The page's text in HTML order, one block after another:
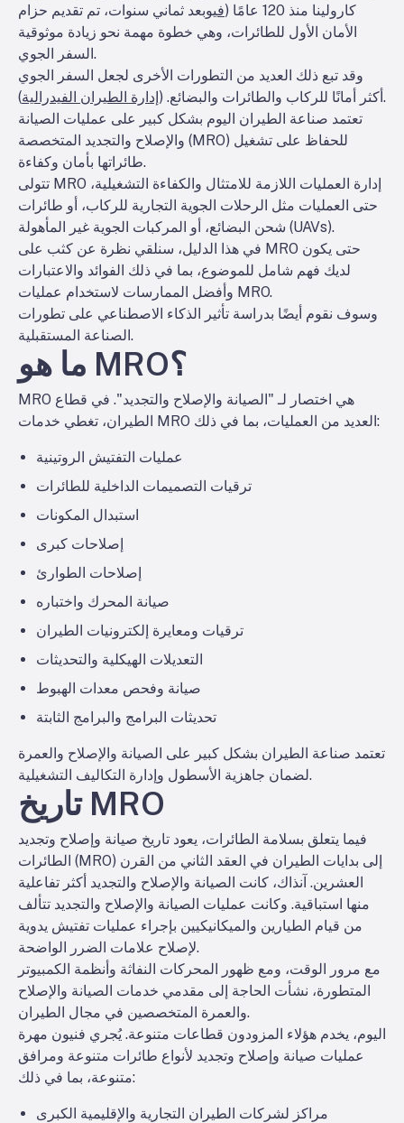
كارولينا منذ 120 عامًا (
فيوبعد ثماني سنوات، تم تقديم حزام
الأمان الأول للطائرات، وهي خطوة مهمة نحو زيادة موثوقية
السفر الجوي.
وقد تبع ذلك العديد من التطورات الأخرى لجعل السفر الجوي
أكثر أمانًا للركاب والطائرات والبضائع. (إدارة الطيران الفيدرالية
).
تعتمد صناعة الطيران اليوم بشكل كبير على عمليات الصيانة
والإصلاح والتجديد المتخصصة (MRO) للحفاظ على تشغيل
طائراتها بأمان وكفاءة.
تتولى MRO إدارة العمليات اللازمة للامتثال والكفاءة التشغيلية،
حتى العمليات مثل الرحلات الجوية التجارية للركاب، أو طائرات
شحن البضائع، أو المركبات الجوية غير المأهولة (UAVs).
في هذا الدليل، سنلقي نظرة عن كثب على MRO حتى يكون
لديك فهم شامل للموضوع، بما في ذلك الفوائد والاعتبارات
وأفضل الممارسات لاستخدام عمليات MRO.
وسوف نقوم أيضًا بدراسة تأثير الذكاء الاصطناعي على تطورات
الصناعة المستقبلية.
ما هو MRO؟
MRO هي اختصار لـ "الصيانة والإصلاح والتجديد". في قطاع
الطيران، تغطي خدمات MRO العديد من العمليات، بما في ذلك:
عمليات التفتيش الروتينية
ترقيات التصميمات الداخلية للطائرات
استبدال المكونات
إصلاحات كبرى
إصلاحات الطوارئ
صيانة المحرك واختباره
ترقيات ومعايرة إلكترونيات الطيران
التعديلات الهيكلية والتحديثات
صيانة وفحص معدات الهبوط
تحديثات البرامج والبرامج الثابتة
تعتمد صناعة الطيران بشكل كبير على الصيانة والإصلاح والعمرة
لضمان جاهزية الأسطول وإدارة التكاليف التشغيلية.
تاريخ MRO
فيما يتعلق بسلامة الطائرات، يعود تاريخ صيانة وإصلاح وتجديد
الطائرات (MRO) إلى بدايات الطيران في العقد الثاني من القرن
العشرين. آنذاك، كانت الصيانة والإصلاح والتجديد أكثر تفاعلية
منها استباقية. وكانت عمليات الصيانة والإصلاح والتجديد تتألف
من قيام الطيارين والميكانيكيين بإجراء عمليات تفتيش يدوية
لإصلاح علامات الضرر الواضحة.
مع مرور الوقت، ومع ظهور المحركات النفاثة وأنظمة الكمبيوتر
المتطورة، نشأت الحاجة إلى مقدمي خدمات الصيانة والإصلاح
والعمرة المتخصصين في مجال الطيران.
اليوم، يخدم هؤلاء المزودون قطاعات متنوعة. يُجري فنيون مهرة
عمليات صيانة وإصلاح وتجديد لأنواع طائرات متنوعة ومرافق
متنوعة، بما في ذلك:
مراكز لشركات الطيران التجارية والإقليمية الكبرى